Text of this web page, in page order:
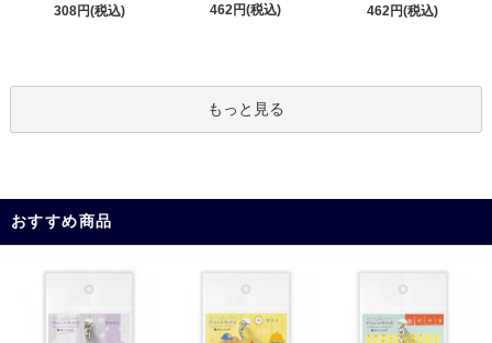
308円(税込)
462円(税込)
462円(税込)
もっと見る
おすすめ商品